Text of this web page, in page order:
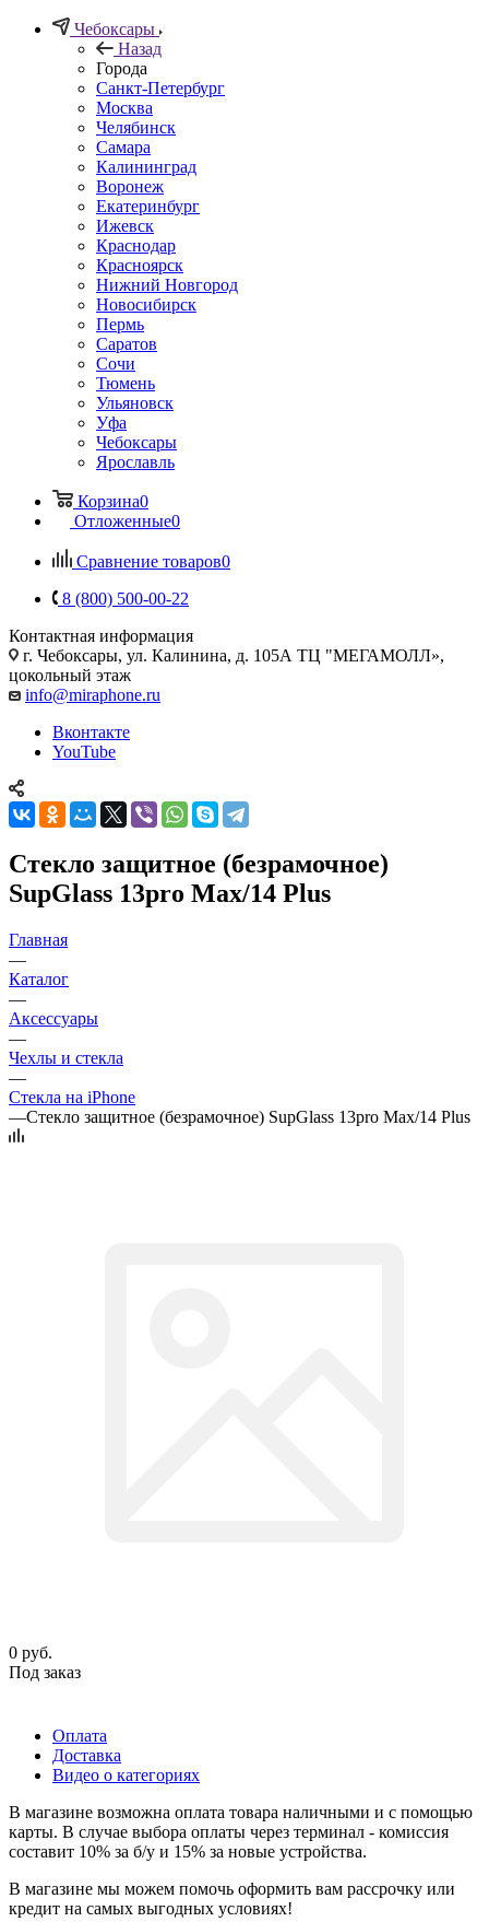
Чебоксары
Назад
Города
Санкт-Петербург
Москва
Челябинск
Самара
Калининград
Воронеж
Екатеринбург
Ижевск
Краснодар
Красноярск
Нижний Новгород
Новосибирск
Пермь
Саратов
Сочи
Тюмень
Ульяновск
Уфа
Чебоксары
Ярославль
Корзина0
Отложенные0
Сравнение товаров0
8 (800) 500-00-22
Контактная информация
г. Чебоксары, ул. Калинина, д. 105А ТЦ "МЕГАМОЛЛ»,
цокольный этаж
info@miraphone.ru
Вконтакте
YouTube
Стекло защитное (безрамочное)
SupGlass 13pro Max/14 Plus
Главная
—
Каталог
—
Аксессуары
—
Чехлы и стекла
—
Стекла на iPhone
—Стекло защитное (безрамочное) SupGlass 13pro Max/14 Plus
0 руб.
Под заказ
Оплата
Доставка
Видео о категориях
В магазине возможна оплата товара наличными и с помощью
карты. В случае выбора оплаты через терминал - комиссия
составит 10% за б/у и 15% за новые устройства.
В магазине мы можем помочь оформить вам рассрочку или
кредит на самых выгодных условиях!